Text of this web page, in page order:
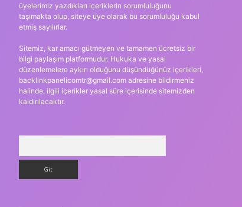
üyelerimiz yazdıkları içeriklerin sorumluluğunu
taşımakta olup, siteye üye olarak bu sorumluluğu kabul
etmiş sayılırlar.
Sitemiz, kar amacı gütmeyen ve tamamen ücretsiz bir
bilgi paylaşım platformudur. Hukuka ve yasal
düzenlemelere aykırı olduğunu düşündüğünüz içerikleri,
backlinkpanelicomtr@gmail.comadresine bildirmeniz
halinde, ilgili içerikler yasal süre içerisinde sitemizden
kaldırılacaktır.